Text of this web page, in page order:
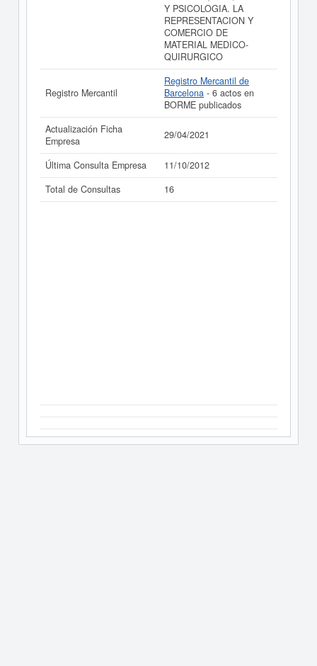
realizado el 29/04/2021.
Y PSICOLOGIA. LA
REPRESENTACION Y
COMERCIO DE
MATERIAL MEDICO-
QUIRURGICO
Registro Mercantil
Registro Mercantil de
Barcelona - 6 actos en
BORME publicados
Actualización Ficha
Empresa
29/04/2021
Última Consulta Empresa
11/10/2012
Total de Consultas
16